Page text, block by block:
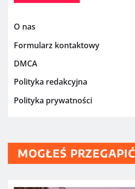
O nas
Formularz kontaktowy
DMCA
Polityka redakcyjna
Polityka prywatności
MOGŁEŚ PRZEGAPIĆ